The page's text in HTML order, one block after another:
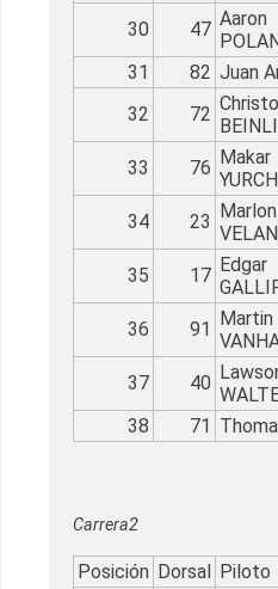
30 47 Aaron
31
82 Juan
32
72
33 76 Makar
34 23 Marlon
35 17 Edgar
36 91 Martin
37 40
38
71
Carrera2
Posición Dorsal Piloto